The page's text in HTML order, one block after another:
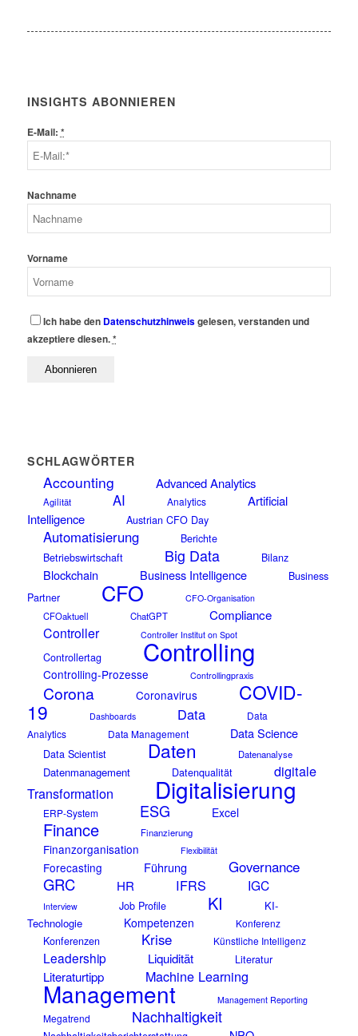
INSIGHTS ABONNIEREN
E-Mail: *
Nachname
Vorname
Ich habe den Datenschutzhinweisgelesen, verstanden und
akzeptiere diesen.*
SCHLAGWÖRTER
Accounting Advanced Analytics
Agilität AI Analytics
Artificial
Intelligence
Austrian CFO Day
Automatisierung
Berichte
Betriebswirtschaft
Big Data Bilanz
Blockchain Business Intelligence
Business
Partner
CFO CFO-Organisation
CFOaktuell ChatGPT Compliance
Controller Controller Institut on Spot
Controllertag Controlling
Controlling-Prozesse Controllingpraxis
Corona Coronavirus COVID-
19 Dashboards Data
Data
Analytics
Data Management Data Science
Data Scientist Daten Datenanalyse
Datenmanagement Datenqualität
digitale
Transformation
Digitalisierung
ERP-System ESG Excel
Finance Finanzierung
Finanzorganisation Flexibilität
Forecasting Führung Governance
GRC HR IFRS IGC
Interview Job Profile KI
KI-
Technologie
Kompetenzen Konferenz
Konferenzen Krise Künstliche Intelligenz
Leadership Liquidität Literatur
Literaturtipp Machine Learning
Management Management Reporting
Megatrend Nachhaltigkeit